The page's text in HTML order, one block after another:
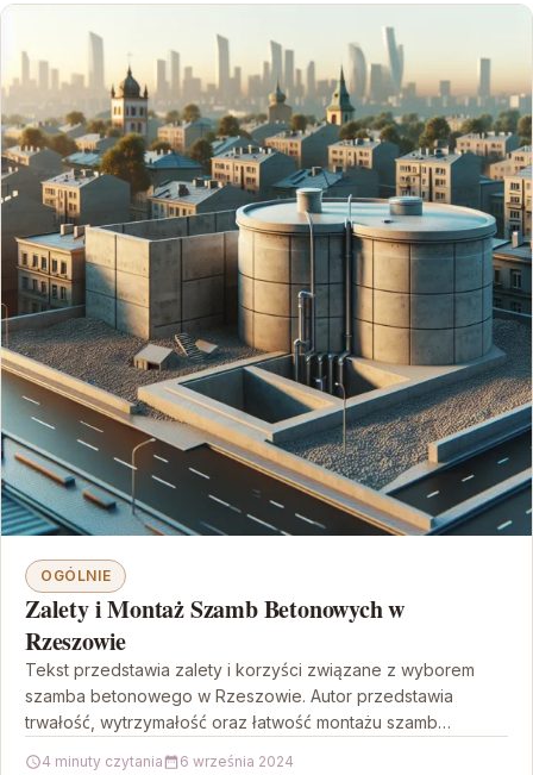
OGÓLNIE
Zalety i Montaż Szamb Betonowych w
Rzeszowie
Tekst przedstawia zalety i korzyści związane z wyborem
szamba betonowego w Rzeszowie. Autor przedstawia
trwałość, wytrzymałość oraz łatwość montażu szamb
4 minuty czytania 6 września 2024